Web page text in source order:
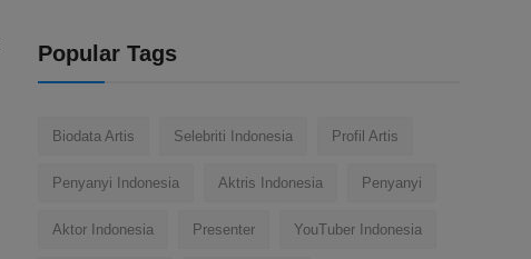
Popular Tags
Biodata Artis Selebriti Indonesia Profil Artis
Penyanyi Indonesia Aktris Indonesia Penyanyi
Aktor Indonesia Presenter YouTuber Indonesia